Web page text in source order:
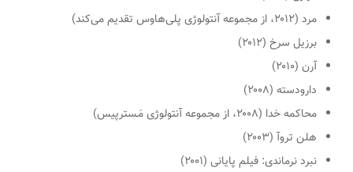
مرد (۲۰۱۲، از مجموعه آنتولوژی پلی‌هاوس تقدیم می‌کند)
برزیل سرخ (۲۰۱۲)
آرن (۲۰۱۰)
دارودسته (۲۰۰۸)
محاکمه خدا (۲۰۰۸، از مجموعه آنتولوژیمَـسترپیس)
هلن تروآ (۲۰۰۳)
نبرد نرماندی: فیلم پایانی (۲۰۰۱)